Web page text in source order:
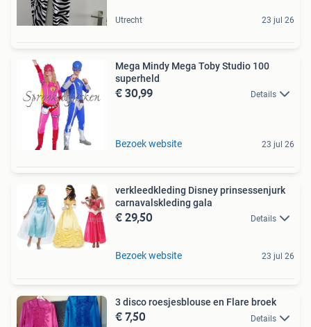
Utrecht 23 jul 26
Mega Mindy Mega Toby Studio 100
superheld
€ 30,99 Details
Bezoek website 23 jul 26
verkleedkleding Disney prinsessenjurk
carnavalskleding gala
€ 29,50 Details
Bezoek website 23 jul 26
3 disco roesjesblouse en Flare broek
€ 7,50 Details